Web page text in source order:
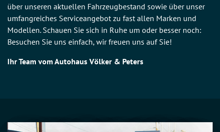
über unseren aktuellen Fahrzeugbestand sowie über unser
umfangreiches Serviceangebot zu fast allen Marken und
Modellen. Schauen Sie sich in Ruhe um oder besser noch:
Besuchen Sie uns einfach, wir freuen uns auf Sie!
Ihr Team vom Autohaus Völker & Peters